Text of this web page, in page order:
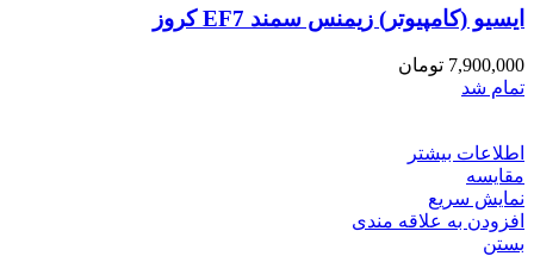
ایسیو (کامپیوتر) زیمنس سمند EF7 کروز
7,900,000 تومان
تمام شد
اطلاعات بیشتر
مقایسه
نمایش سریع
افزودن به علاقه مندی
بستن